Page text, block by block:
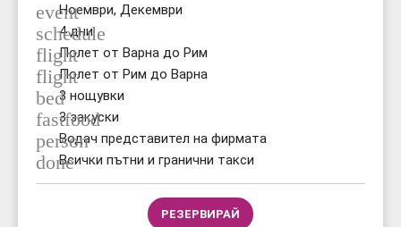
event
Ноември, Декември
schedule
4 дни
flightПолет от Варна до Рим
flightПолет от Рим до Варна
bed3 нощувки
fastfood
3 закуски
person
Водач представител на фирмата
doneВсички пътни и гранични такси
РЕЗЕРВИРАЙ